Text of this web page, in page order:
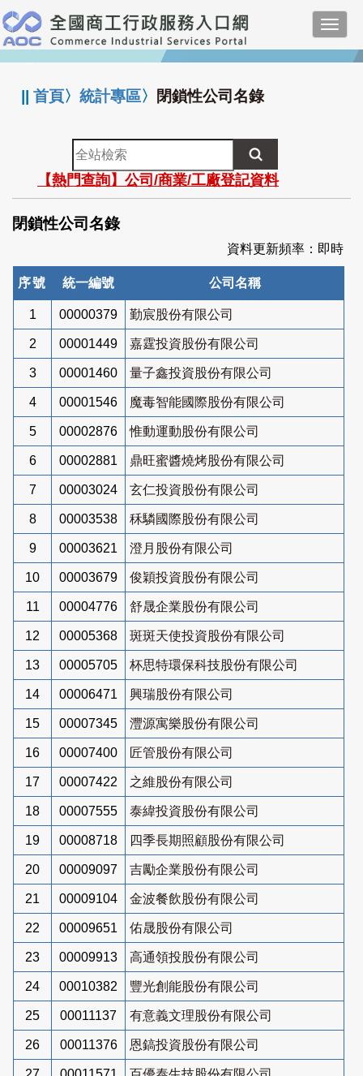
跳
到
主
要
:::
||首頁〉統計專區〉 閉鎖性公司名錄
全
站
檢
索
【熱門查詢】公司/商業/工廠登記資料
閉鎖性公司名錄
資料更新頻率：即時
序號 統一編號 公司名稱
1 00000379 勤宸股份有限公司
2 00001449 嘉霆投資股份有限公司
3 00001460 量子鑫投資股份有限公司
4 00001546 魔毒智能國際股份有限公司
5 00002876 惟動運動股份有限公司
6 00002881 鼎旺蜜醬燒烤股份有限公司
7 00003024 玄仁投資股份有限公司
8 00003538 秝驎國際股份有限公司
9 00003621 澄月股份有限公司
10 00003679 俊穎投資股份有限公司
11 00004776 舒晟企業股份有限公司
12 00005368 斑斑天使投資股份有限公司
13 00005705 杯思特環保科技股份有限公司
14 00006471 興瑞股份有限公司
15 00007345 灃源寓樂股份有限公司
16 00007400 匠管股份有限公司
17 00007422 之維股份有限公司
18 00007555 泰緯投資股份有限公司
19 00008718 四季長期照顧股份有限公司
20 00009097 吉勵企業股份有限公司
21 00009104 金波餐飲股份有限公司
22 00009651 佑晟股份有限公司
23 00009913 高通領投股份有限公司
24 00010382 豐光創能股份有限公司
25 00011137 有意義文理股份有限公司
26 00011376 恩鎬投資股份有限公司